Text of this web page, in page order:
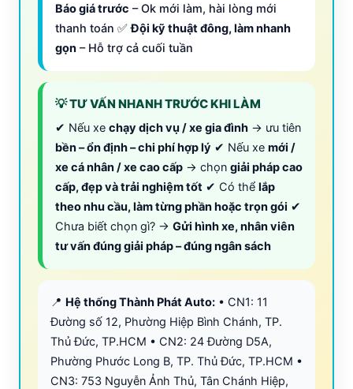
Báo giá trước – Ok mới làm, hài lòng mới
thanh toán ✅Đội kỹ thuật đông, làm nhanh
gọn – Hỗ trợ cả cuối tuần
💡 TƯ VẤN NHANH TRƯỚC KHI LÀM
✔ Nếu xe chạy dịch vụ / xe gia đình → ưu tiên
bền – ổn định – chi phí hợp lý ✔ Nếu xe mới /
xe cá nhân / xe cao cấp → chọn giải pháp cao
cấp, đẹp và trải nghiệm tốt ✔ Có thể lắp
theo nhu cầu, làm từng phần hoặc trọn gói ✔
Chưa biết chọn gì? → Gửi hình xe, nhân viên
tư vấn đúng giải pháp – đúng ngân sách
📍 Hệ thống Thành Phát Auto: • CN1: 11
Đường số 12, Phường Hiệp Bình Chánh, TP.
Thủ Đức, TP.HCM • CN2: 24 Đường D5A,
Phường Phước Long B, TP. Thủ Đức, TP.HCM •
CN3: 753 Nguyễn Ảnh Thủ, Tân Chánh Hiệp,